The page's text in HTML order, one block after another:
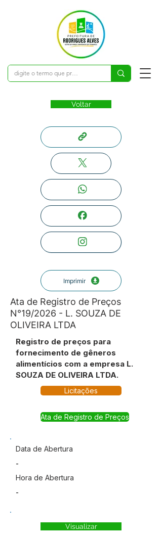
Voltar
Imprimir
Ata de Registro de Preços
N°19/2026 - L. SOUZA DE
OLIVEIRA LTDA
Registro de preços para
fornecimento de gêneros
alimentícios com a empresa L.
SOUZA DE OLIVEIRA LTDA.
Licitações
Ata de Registro de Preços
Data de Abertura
-
Hora de Abertura
-
Visualizar